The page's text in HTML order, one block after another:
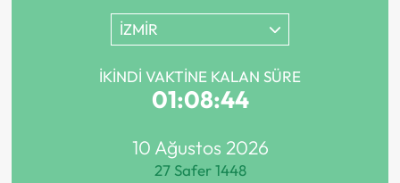
İZMİR
İKINDI VAKTINE KALAN SÜRE
01:08:44
10 Ağustos 2026
27 Safer 1448